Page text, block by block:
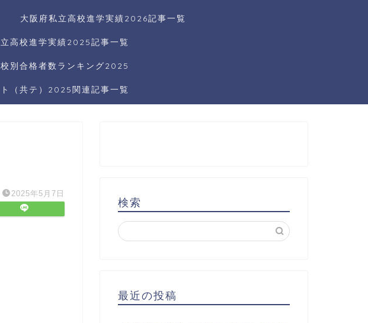
大阪府私立高校進学実績2026記事一覧
高校進学実績2025記事一覧
別合格者数ランキング2025
（共テ）2025関連記事一覧
2025年5月7日
検索
最近の投稿